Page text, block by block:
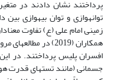
پرداختند نشان دادند در
توان­هوازی و توان بی­هوازی
زمینی امام علی (ع) تفاوت
همکاران (2019) در
افسران پلیس پرداختند. در
جسمانی (مانند تست­های قدرت